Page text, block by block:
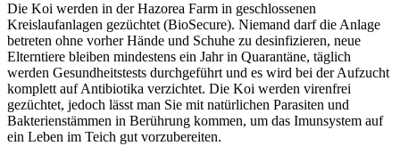
Die Koi werden in der Hazorea Farm in geschlossenen
Kreislaufanlagen gezüchtet (BioSecure). Niemand darf die Anlage
betreten ohne vorher Hände und Schuhe zu desinfizieren, neue
Elterntiere bleiben mindestens ein Jahr in Quarantäne, täglich
werden Gesundheitstests durchgeführt und es wird bei der Aufzucht
komplett auf Antibiotika verzichtet. Die Koi werden virenfrei
gezüchtet, jedoch lässt man Sie mit natürlichen Parasiten und
Bakterienstämmen in Berührung kommen, um das Imunsystem auf
ein Leben im Teich gut vorzubereiten.